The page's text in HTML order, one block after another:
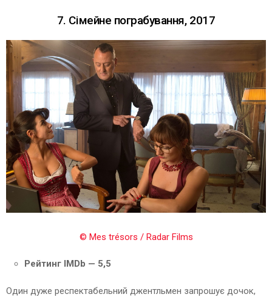
7. Сімейне пограбування, 2017
© Mes trésors / Radar Films
Рейтинг IMDb — 5,5
Один дуже респектабельний джентльмен запрошує дочок,